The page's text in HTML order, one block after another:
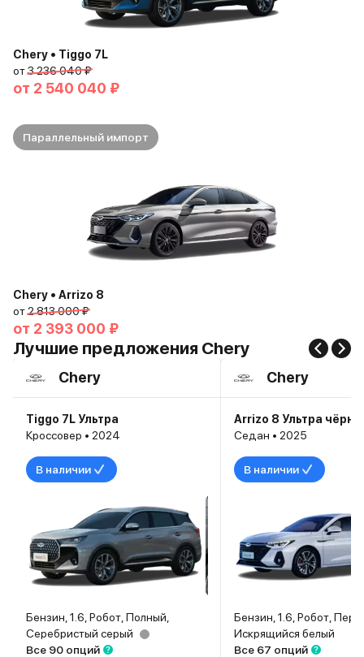
Chery • Tiggo 7L
от3 236 040 ₽
от 2 540 040 ₽
Параллельный импорт
Chery • Arrizo 8
от2 813 000 ₽
от 2 393 000 ₽
Лучшие предложения Chery
Chery
Tiggo 7L Ультра
Кроссовер • 2024
В наличии
Бензин, 1.6, Робот, Полный,
Серебристый серый
Все 90 опций
Chery
Arrizo 8 Ультра
Седан • 2025
В наличии
Бензин, 1.6, Робот,
Искрящийся белый
Все 67 опций